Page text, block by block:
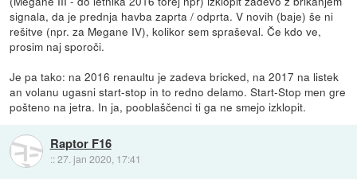
signala, da je prednja havba zaprta / odprta. V novih (baje) še ni
rešitve (npr. za Megane IV), kolikor sem spraševal. Če kdo ve,
prosim naj sporoči.
Je pa tako: na 2016 renaultu je zadeva bricked, na 2017 na listek
an volanu ugasni start-stop in to redno delamo. Start-Stop men gre
pošteno na jetra. In ja, pooblaščenci ti ga ne smejo izklopit.
Raptor F16
::27. jan 2020, 17:41